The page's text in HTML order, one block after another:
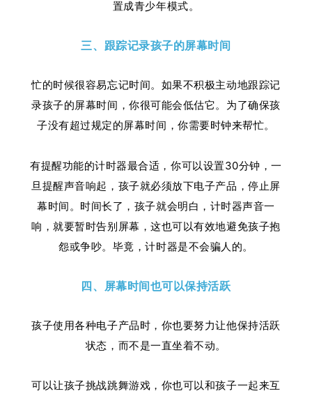
置成青少年模式。
三、跟踪记录孩子的屏幕时间
忙的时候很容易忘记时间。如果不积极主动地跟踪记
录孩子的屏幕时间，你很可能会低估它。为了确保孩
子没有超过规定的屏幕时间，你需要时钟来帮忙。
有提醒功能的计时器最合适，你可以设置30分钟，一
旦提醒声音响起，孩子就必须放下电子产品，停止屏
幕时间。时间长了，孩子就会明白，计时器声音一
响，就要暂时告别屏幕，这也可以有效地避免孩子抱
怨或争吵。毕竟，计时器是不会骗人的。
四、屏幕时间也可以保持活跃
孩子使用各种电子产品时，你也要努力让他保持活跃
状态，而不是一直坐着不动。
可以让孩子挑战跳舞游戏，你也可以和孩子一起来互